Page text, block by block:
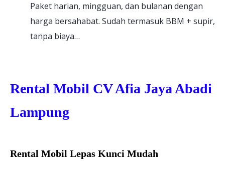
Paket harian, mingguan, dan bulanan dengan
harga bersahabat. Sudah termasuk BBM + supir,
tanpa biaya…
Rental Mobil CV Afia Jaya Abadi
Lampung
Rental Mobil Lepas Kunci Mudah